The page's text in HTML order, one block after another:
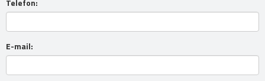
Telefon:
E-mail: